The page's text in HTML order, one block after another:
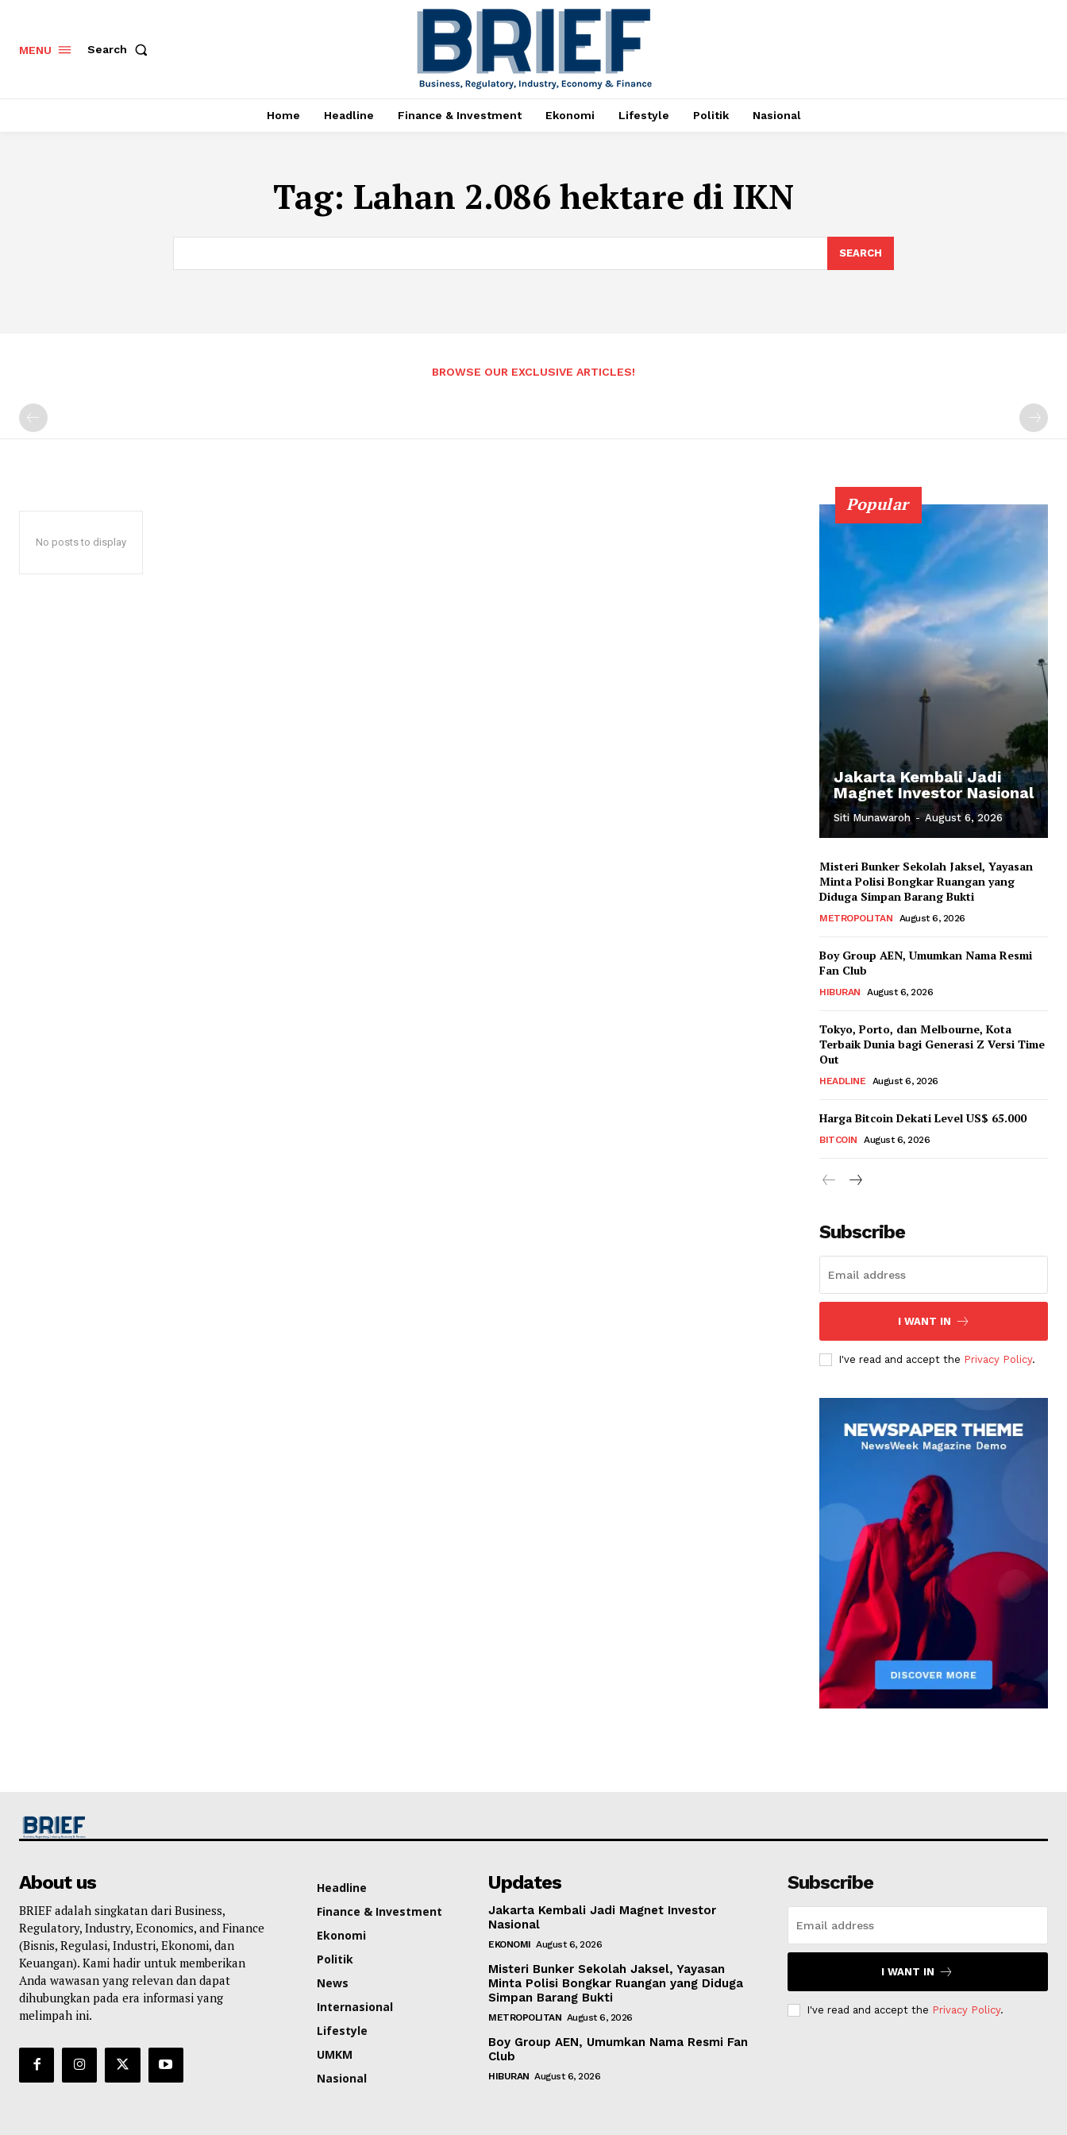
MENU Search
Home Headline Finance & Investment Ekonomi Lifestyle Politik Nasional
Tag: Lahan 2.086 hektare di IKN
SEARCH
BROWSE OUR EXCLUSIVE ARTICLES!
No posts to display
Popular
Jakarta Kembali Jadi
Magnet Investor Nasional
Siti Munawaroh - August 6, 2026
Misteri Bunker Sekolah Jaksel, Yayasan
Minta Polisi Bongkar Ruangan yang
Diduga Simpan Barang Bukti
METROPOLITAN August 6, 2026
Boy Group AEN, Umumkan Nama Resmi
Fan Club
HIBURAN August 6, 2026
Tokyo, Porto, dan Melbourne, Kota
Terbaik Dunia bagi Generasi Z Versi Time
Out
HEADLINE August 6, 2026
Harga Bitcoin Dekati Level US$ 65.000
BITCOIN August 6, 2026
Subscribe
I WANT IN
I've read and accept the Privacy Policy.
About us
BRIEF adalah singkatan dari Business,
Regulatory, Industry, Economics, and Finance
(Bisnis, Regulasi, Industri, Ekonomi, dan
Keuangan). Kami hadir untuk memberikan
Anda wawasan yang relevan dan dapat
dihubungkan pada era informasi yang
melimpah ini.
Headline
Finance & Investment
Ekonomi
Politik
News
Internasional
Lifestyle
UMKM
Nasional
Updates
Jakarta Kembali Jadi Magnet Investor
Nasional
EKONOMI August 6, 2026
Misteri Bunker Sekolah Jaksel, Yayasan
Minta Polisi Bongkar Ruangan yang Diduga
Simpan Barang Bukti
METROPOLITAN August 6, 2026
Boy Group AEN, Umumkan Nama Resmi Fan
Club
HIBURAN August 6, 2026
Subscribe
I WANT IN
I've read and accept the Privacy Policy.